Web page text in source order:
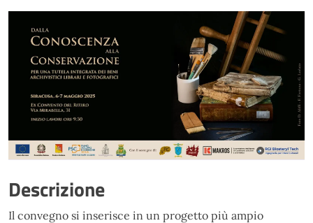
Descrizione
Il convegno si inserisce in un progetto più ampio